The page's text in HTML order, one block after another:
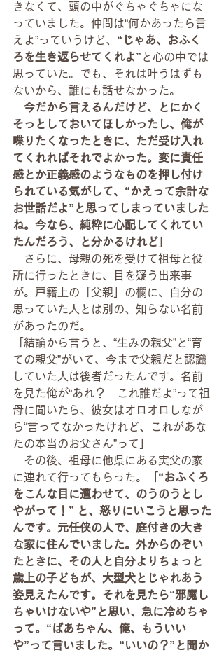
きなくて、頭の中がぐちゃぐちゃにな
っていました。仲間は“何かあったら言
えよ”っていうけど、 “じゃあ、おふく
ろを生き返らせてくれよ” と心の中では
思っていた。でも、それは叶うはずも
ないから、誰にも話せなかった。
今だから言えるんだけど、とにかく
そっとしておいてほしかったし、俺が
喋りたくなったときに、ただ受け入れ
てくれればそれでよかった。変に責任
感とか正義感のようなものを押し付け
られている気がして、“かえって余計な
お世話だよ”と思ってしまっていました
ね。今なら、純粋に心配してくれてい
たんだろう、と分かるけれど
さらに、母親の死を受けて祖母と役
所に行ったときに、目を疑う出来事
が。戸籍上の「父親」の欄に、自分の
思っていた人とは別の、知らない名前
があったのだ。
「結論から言うと、“生みの親父”と“育
ての親父”がいて、今まで父親だと認識
していた人は後者だったんです。名前
を見た俺が“あれ？　これ誰だよ”って祖
母に聞いたら、彼女はオロオロしなが
ら“言ってなかったけれど、これがあな
たの本当のお父さん”って」
その後、祖母に他県にある実父の家
に連れて行ってもらった。
「“おふくろ
をこんな目に遭わせて、のうのうとし
やがって！” と、怒りにいこうと思った
んです。元任侠の人で、庭付きの大き
な家に住んでいました。外からのぞい
たときに、その人と自分よりちょっと
歳上の子どもが、大型犬とじゃれあう
姿見えたんです。それを見たら“邪魔し
ちゃいけないや”と思い、急に冷めちゃ
って。“ばあちゃん、俺、もういい
や”って言いました。“いいの？”と聞か